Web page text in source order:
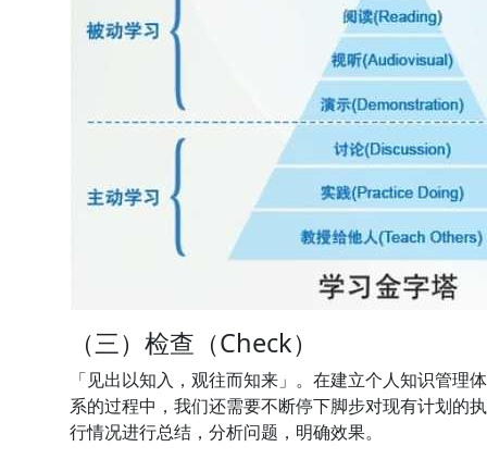
（三）检查（Check）
「见出以知入，观往而知来」。在建立个人知识管理体
系的过程中，我们还需要不断停下脚步对现有计划的执
行情况进行总结，分析问题，明确效果。